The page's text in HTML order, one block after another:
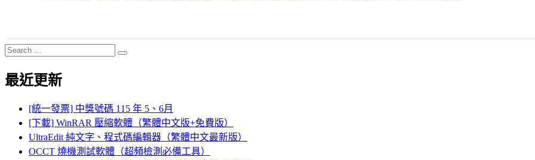
Search
for:
Search
最近更新
[統一發票] 中獎號碼 115 年 5、6月
[下載] WinRAR 壓縮軟體（繁體中文版+免費版）
UltraEdit 純文字、程式碼編輯器（繁體中文最新版）
OCCT 燒機測試軟體（超頻檢測必備工具）